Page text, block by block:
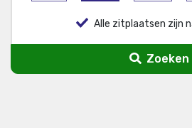
Alle zitplaatsen zijn
Zoeken